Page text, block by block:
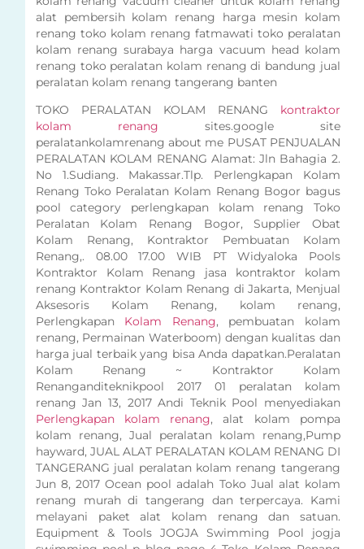
alat pembersih kolam renang harga mesin kolam
renang toko kolam renang fatmawati toko peralatan
kolam renang surabaya harga vacuum head kolam
renang toko peralatan kolam renang di bandung jual
peralatan kolam renang tangerang banten
TOKO PERALATAN KOLAM RENANG kontraktor
kolam renang sites.google site
peralatankolamrenang about me PUSAT PENJUALAN
PERALATAN KOLAM RENANG Alamat: Jln Bahagia 2.
No 1.Sudiang. Makassar.Tlp. Perlengkapan Kolam
Renang Toko Peralatan Kolam Renang Bogor bagus
pool category perlengkapan kolam renang Toko
Peralatan Kolam Renang Bogor, Supplier Obat
Kolam Renang, Kontraktor Pembuatan Kolam
Renang,. 08.00 17.00 WIB PT Widyaloka Pools
Kontraktor Kolam Renang jasa kontraktor kolam
renang Kontraktor Kolam Renang di Jakarta, Menjual
Aksesoris Kolam Renang, kolam renang,
Perlengkapan Kolam Renang, pembuatan kolam
renang, Permainan Waterboom) dengan kualitas dan
harga jual terbaik yang bisa Anda dapatkan.Peralatan
Kolam Renang ~ Kontraktor Kolam
Renanganditeknikpool 2017 01 peralatan kolam
renang Jan 13, 2017 Andi Teknik Pool menyediakan
Perlengkapan kolam renang, alat kolam pompa
kolam renang, Jual peralatan kolam renang,Pump
hayward, JUAL ALAT PERALATAN KOLAM RENANG DI
TANGERANG jual peralatan kolam renang tangerang
Jun 8, 2017 Ocean pool adalah Toko Jual alat kolam
renang murah di tangerang dan terpercaya. Kami
melayani paket alat kolam renang dan satuan.
Equipment & Tools JOGJA Swimming Pool jogja